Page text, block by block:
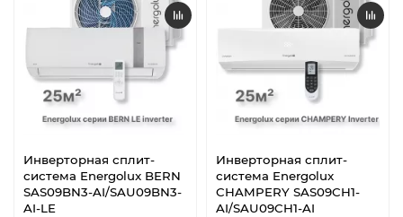
Инверторная сплит-
система Energolux BERN
SAS09BN3-AI/SAU09BN3-
AI-LE
Инверторная сплит-
система Energolux
CHAMPERY SAS09CH1-
AI/SAU09CH1-AI